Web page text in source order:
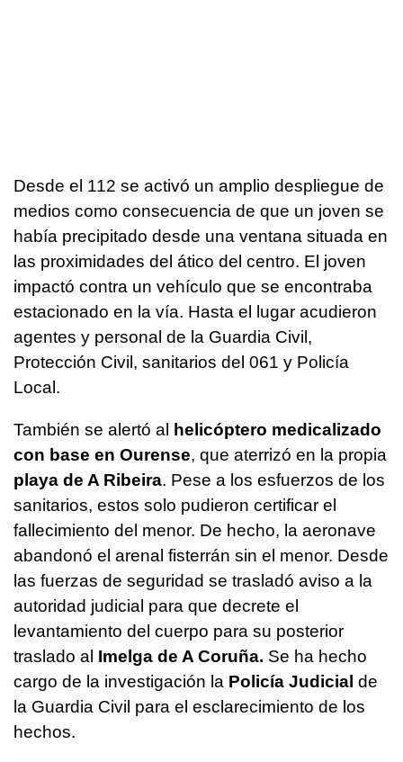
Desde el 112 se activó un amplio despliegue de
medios como consecuencia de que un joven se
había precipitado desde una ventana situada en
las proximidades del ático del centro. El joven
impactó contra un vehículo que se encontraba
estacionado en la vía. Hasta el lugar acudieron
agentes y personal de la Guardia Civil,
Protección Civil, sanitarios del 061 y Policía
Local.
También se alertó al helicóptero medicalizado
con base en Ourense, que aterrizó en la propia
playa de A Ribeira. Pese a los esfuerzos de los
sanitarios, estos solo pudieron certificar el
fallecimiento del menor. De hecho, la aeronave
abandonó el arenal fisterrán sin el menor. Desde
las fuerzas de seguridad se trasladó aviso a la
autoridad judicial para que decrete el
levantamiento del cuerpo para su posterior
traslado al Imelga de A Coruña. Se ha hecho
cargo de la investigación la Policía Judicial de
la Guardia Civil para el esclarecimiento de los
hechos.